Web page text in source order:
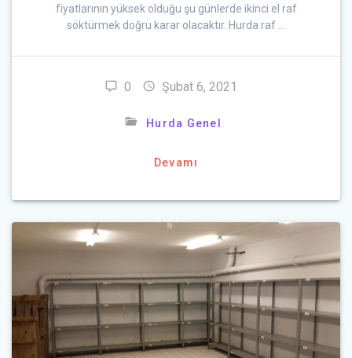
fiyatlarının yüksek olduğu şu günlerde ikinci el raf
söktürmek doğru karar olacaktır. Hurda raf …
0 Şubat 6, 2021
Hurda Genel
Devamı